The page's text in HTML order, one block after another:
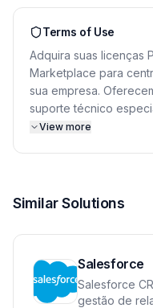
Terms of Use
Adquira suas licenças
Marketplace para
sua empresa.
suporte técnico
consultoria para
View more
Similar Solutions
Salesforce
Salesforce
gestão de